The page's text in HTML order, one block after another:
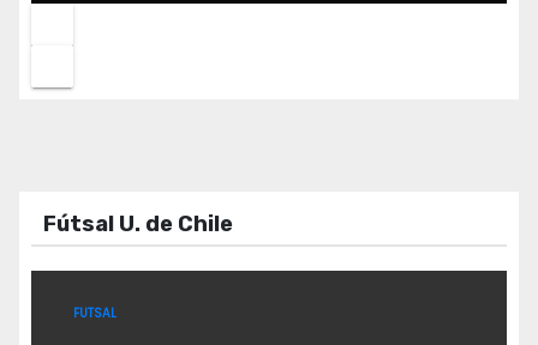
Fútsal U. de Chile
FUTSAL